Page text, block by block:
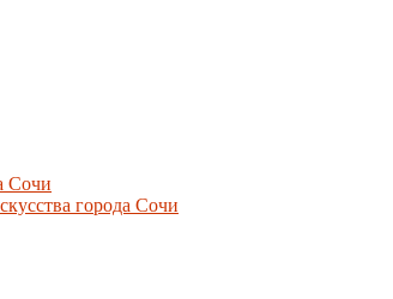
Сочи
города Сочи